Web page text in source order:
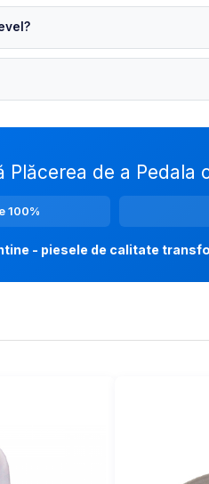
Plăcerea de a Pedala
100%
- piesele de calitate